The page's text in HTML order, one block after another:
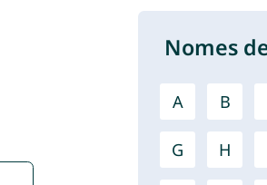
Nomes
A B
G H